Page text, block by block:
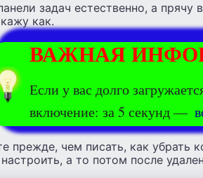
задач естественно, а прячу
как.
ВАЖНАЯ
Если у вас долго
включение: за 5 секунд —
прежде, чем писать, как убрать
а то потом после